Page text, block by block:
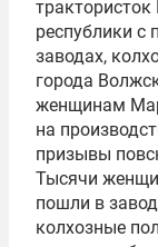
республики
заводах,
города
женщинам
на
призывы
Тысячи
пошли в
колхозные